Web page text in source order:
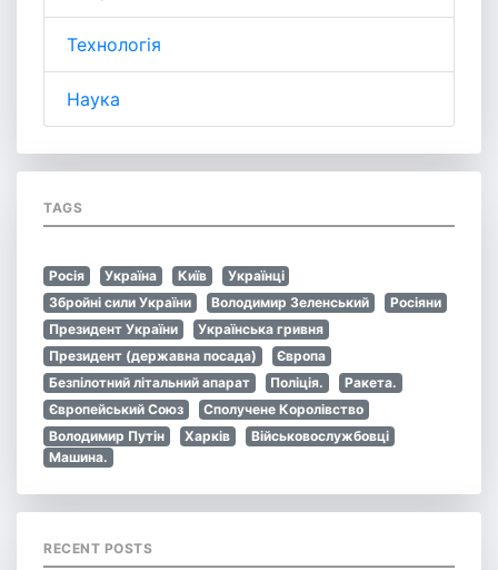
Технологія
Наука
TAGS
Росія Україна Київ
Українці
Збройні сили України
Володимир Зеленський
Росіяни
Президент України
Українська гривня
Президент (державна посада)
Європа
Безпілотний літальний апарат
Поліція.
Ракета.
Європейський Союз
Сполучене Королівство
Володимир Путін
Харків
Військовослужбовці
Машина.
RECENT POSTS